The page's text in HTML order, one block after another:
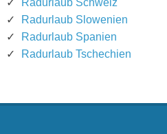
Radurlaub Schweiz
Radurlaub Slowenien
Radurlaub Spanien
Radurlaub Tschechien